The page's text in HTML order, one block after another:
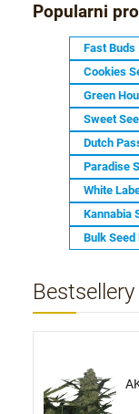
Popularni
Fast Buds
Cookies
Green
Sweet
Dutch
Paradise
White
Kannabia
Bulk Seed
Bestsellery